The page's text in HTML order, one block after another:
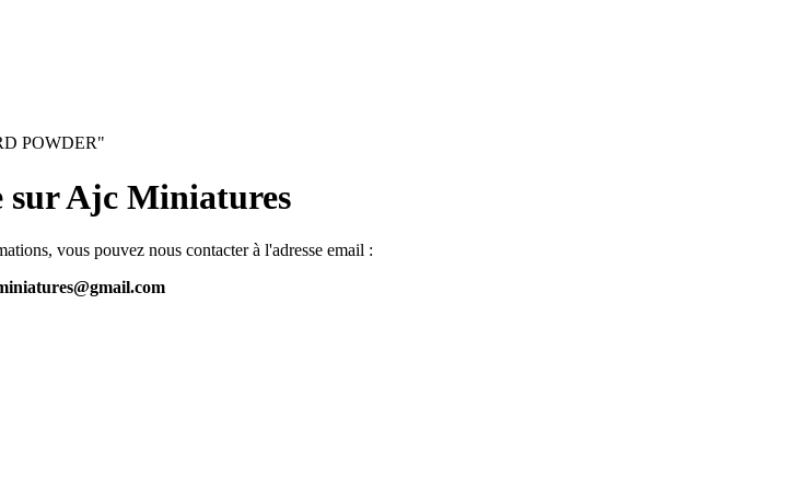
POWDER"
sur Ajc Miniatures
vous pouvez nous contacter à l'adresse email :